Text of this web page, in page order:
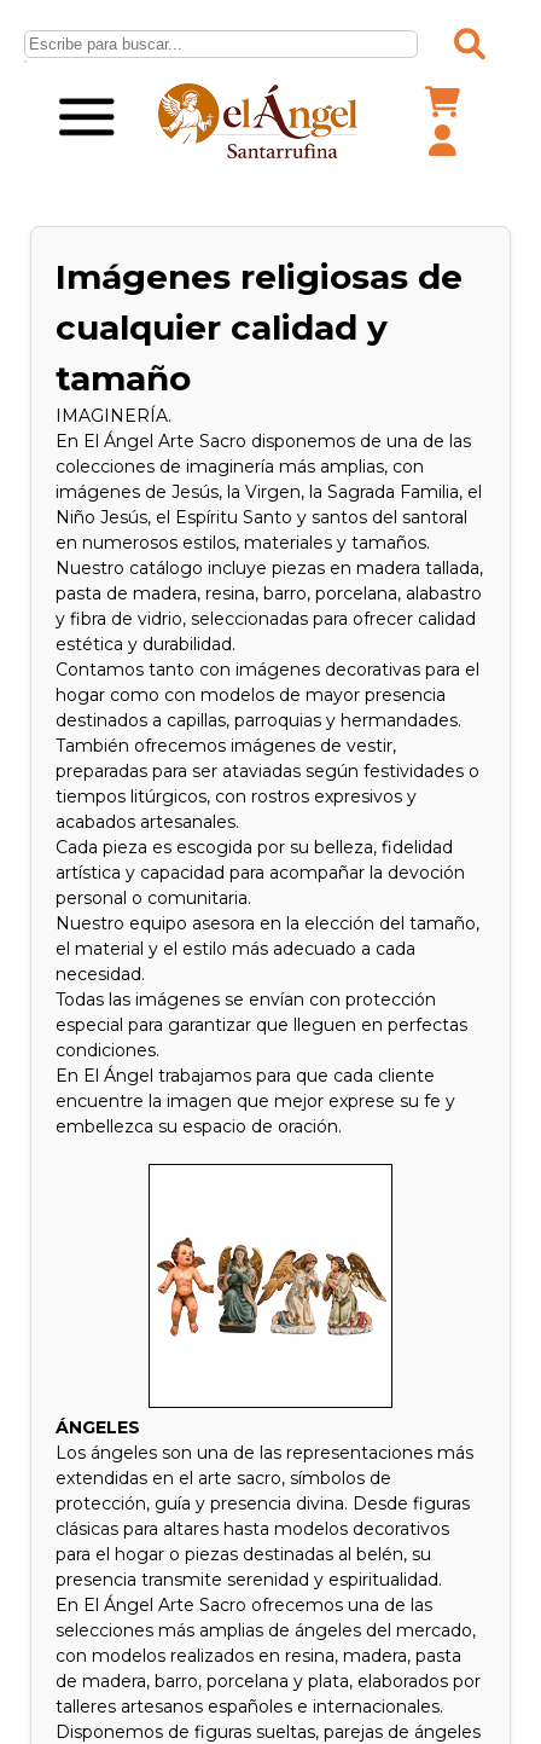
Imágenes religiosas de
cualquier calidad y
tamaño
IMAGINERÍA.
En El Ángel Arte Sacro disponemos de una de las
colecciones de imaginería más amplias, con
imágenes de Jesús, la Virgen, la Sagrada Familia, el
Niño Jesús, el Espíritu Santo y santos del santoral
en numerosos estilos, materiales y tamaños.
Nuestro catálogo incluye piezas en madera tallada,
pasta de madera, resina, barro, porcelana, alabastro
y fibra de vidrio, seleccionadas para ofrecer calidad
estética y durabilidad.
Contamos tanto con imágenes decorativas para el
hogar como con modelos de mayor presencia
destinados a capillas, parroquias y hermandades.
También ofrecemos imágenes de vestir,
preparadas para ser ataviadas según festividades o
tiempos litúrgicos, con rostros expresivos y
acabados artesanales.
Cada pieza es escogida por su belleza, fidelidad
artística y capacidad para acompañar la devoción
personal o comunitaria.
Nuestro equipo asesora en la elección del tamaño,
el material y el estilo más adecuado a cada
necesidad.
Todas las imágenes se envían con protección
especial para garantizar que lleguen en perfectas
condiciones.
En El Ángel trabajamos para que cada cliente
encuentre la imagen que mejor exprese su fe y
embellezca su espacio de oración.
ÁNGELES
Los ángeles son una de las representaciones más
extendidas en el arte sacro, símbolos de
protección, guía y presencia divina. Desde figuras
clásicas para altares hasta modelos decorativos
para el hogar o piezas destinadas al belén, su
presencia transmite serenidad y espiritualidad.
En El Ángel Arte Sacro ofrecemos una de las
selecciones más amplias de ángeles del mercado,
con modelos realizados en resina, madera, pasta
de madera, barro, porcelana y plata, elaborados por
talleres artesanos españoles e internacionales.
Disponemos de figuras sueltas, parejas de ángeles